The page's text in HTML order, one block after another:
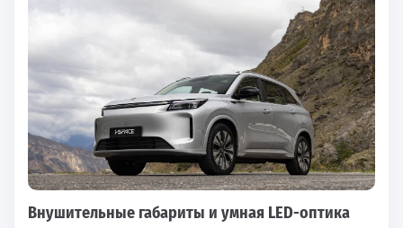
Внушительные габариты и умная LED-оптика